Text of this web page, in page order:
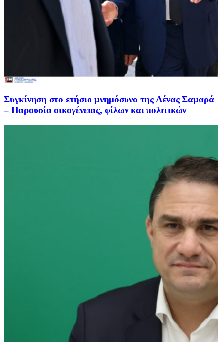
Συγκίνηση στο ετήσιο μνημόσυνο της Λένας Σαμαρά
– Παρουσία οικογένειας, φίλων και πολιτικών